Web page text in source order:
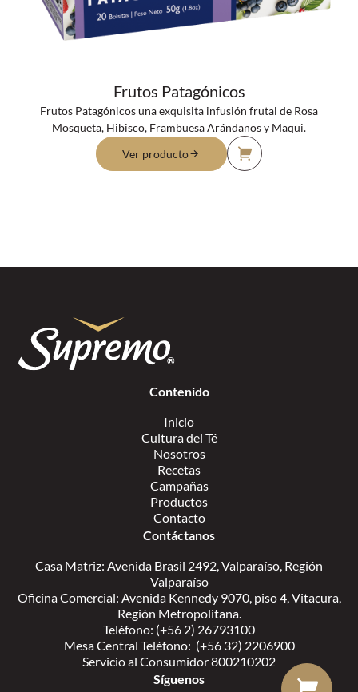
Frutos Patagónicos
Frutos Patagónicos una exquisita infusión frutal de Rosa
Mosqueta, Hibisco, Frambuesa Arándanos y Maqui.
Ver producto
Contenido
Inicio
Cultura del Té
Nosotros
Recetas
Campañas
Productos
Contacto
Contáctanos
Casa Matriz: Avenida Brasil 2492, Valparaíso, Región
Valparaíso
Oficina Comercial: Avenida Kennedy 9070, piso 4, Vitacura,
Región Metropolitana.
Teléfono: (+56 2) 26793100
Mesa Central Teléfono: (+56 32) 2206900
Servicio al Consumidor 800210202
Síguenos